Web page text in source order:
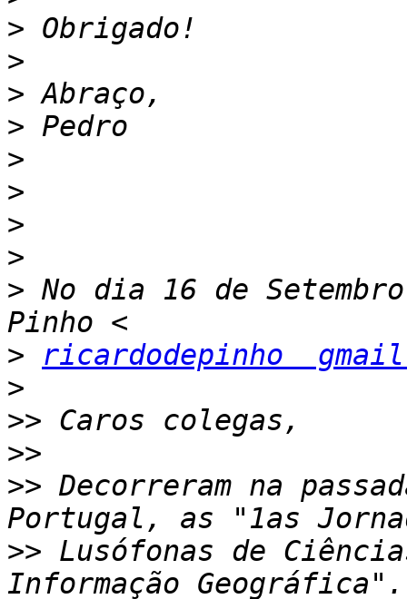
>
>
>
>
>
>
>
>
> No dia 16 de
>
ricardodepinho
>
>>
>>
>> Decorreram na
>> Lusófonas de